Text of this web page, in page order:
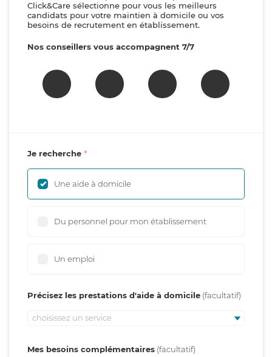
Click&Care sélectionne pour vous les meilleurs
candidats pour votre maintien à domicile ou vos
besoins de recrutement en établissement.
Nos conseillers vous accompagnent 7/7
Je recherche
Une aide à domicile
Du personnel pour mon établissement
Un emploi
Précisez les prestations d'aide à domicile
choisissez un service
Mes besoins complémentaires